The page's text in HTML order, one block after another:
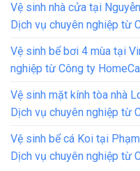
Vệ sinh nhà cửa tại
Dịch vụ chuyên nghiệp từ
Vệ sinh bể bơi 4 mùa tại
nghiệp từ Công ty
Vệ sinh mặt kính tòa nhà
Dịch vụ chuyên nghiệp từ
Vệ sinh bể cá Koi tại
Dịch vụ chuyên nghiệp từ